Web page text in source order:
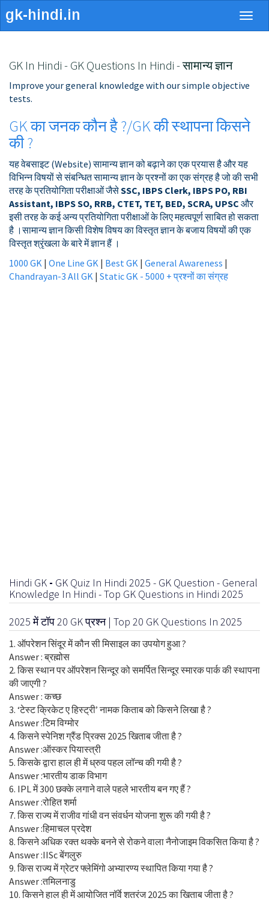
GK In Hindi - GK Questions In Hindi - सामान्य ज्ञान
Improve your general knowledge with our simple objective
tests.
GK का जनक कौन है ?/GK की स्थापना किसने
की ?
यह वेबसाइट (Website) सामान्य ज्ञान को बढ़ाने का एक प्रयास है और यह
विभिन्न विषयों से संबन्धित सामान्य ज्ञान के प्रश्नों का एक संग्रह है जो की सभी
तरह के प्रतियोगिता परीक्षाओं जैसेSSC, IBPS Clerk, IBPS PO, RBI
Assistant, IBPS SO, RRB, CTET, TET, BED, SCRA, UPSC और
इसी तरह के कई अन्य प्रतियोगिता परीक्षाओं के लिए महत्वपूर्ण साबित हो सकता
है ।सामान्य ज्ञान किसी विशेष विषय का विस्तृत ज्ञान के बजाय विषयों की एक
विस्तृत श्रृंखला के बारे में ज्ञान हैं ।
1000 GK | One Line GK | Best GK | General Awareness |
Chandrayan-3 All GK | Static GK - 5000 + प्रश्नों का संग्रह
Hindi GK - GK Quiz In Hindi 2025 - GK Question - General
Knowledge In Hindi - Top GK Questions in Hindi 2025
2025 में टॉप 20 GK प्रश्न | Top 20 GK Questions In 2025
1. ऑपरेशन सिंदूर में कौन सी मिसाइल का उपयोग हुआ ?
Answer : ब्रह्मोस
2. किस स्थान पर ऑपरेशन सिन्दूर को समर्पित सिन्दूर स्मारक पार्क की स्थापना
की जाएगी ?
Answer : कच्छ
3. ‘टेस्ट क्रिकेट ए हिस्ट्री’ नामक किताब को किसने लिखा है ?
Answer :टिम विग्मोर
4. किसने स्पेनिश ग्रैंड प्रिक्स 2025 खिताब जीता है ?
Answer :ऑस्कर पियास्त्री
5. किसके द्वारा हाल ही में ध्रुव पहल लॉन्च की गयी है ?
Answer :भारतीय डाक विभाग
6. IPL में 300 छक्के लगाने वाले पहले भारतीय बन गए हैं ?
Answer :रोहित शर्मा
7. किस राज्य में राजीव गांधी वन संवर्धन योजना शुरू की गयी है ?
Answer :हिमाचल प्रदेश
8. किसने अधिक रक्त थक्के बनने से रोकने वाला नैनोजाइम विकसित किया है ?
Answer :IISc बेंगलुरु
9. किस राज्य में ग्रेटर फ्लेमिंगो अभ्यारण्य स्थापित किया गया है ?
Answer :तमिलनाडु
10. किसने हाल ही में आयोजित नॉर्वे शतरंज 2025 का खिताब जीता है ?